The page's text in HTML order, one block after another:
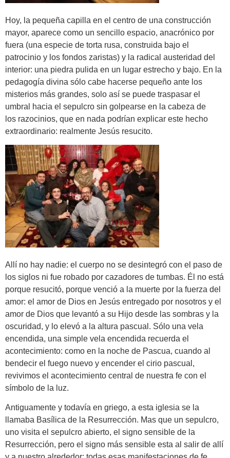
Hoy, la pequeña capilla en el centro de una construcción
mayor, aparece como un sencillo espacio, anacrónico por
fuera (una especie de torta rusa, construida bajo el
patrocinio y los fondos zaristas) y la radical austeridad del
interior: una piedra pulida en un lugar estrecho y bajo. En la
pedagogía divina sólo cabe hacerse pequeño ante los
misterios más grandes, solo así se puede traspasar el
umbral hacia el sepulcro sin golpearse en la cabeza de
los razocinios, que en nada podrían explicar este hecho
extraordinario: realmente Jesús resucito.
Allí no hay nadie: el cuerpo no se desintegró con el paso de
los siglos ni fue robado por cazadores de tumbas. Él no está
porque resucitó, porque venció a la muerte por la fuerza del
amor: el amor de Dios en Jesús entregado por nosotros y el
amor de Dios que levantó a su Hijo desde las sombras y la
oscuridad, y lo elevó a la altura pascual. Sólo una vela
encendida, una simple vela encendida recuerda el
acontecimiento: como en la noche de Pascua, cuando al
bendecir el fuego nuevo y encender el cirio pascual,
revivimos el acontecimiento central de nuestra fe con el
símbolo de la luz.
Antiguamente y todavía en griego, a esta iglesia se la
llamaba Basílica de la Resurrección. Mas que un sepulcro,
uno visita el sepulcro abierto, el signo sensible de la
Resurrección, pero el signo más sensible esta al salir de allí